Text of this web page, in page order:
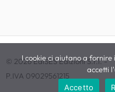
© 2026 EdiSES Edizioni S.r.l. -
P.IVA 09029561215
I cookie ci aiutano a
accetti
Accetto